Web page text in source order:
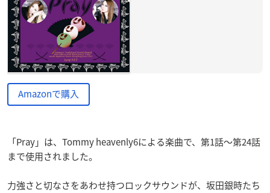
Amazonで購入
「Pray」は、Tommy heavenly6による楽曲で、第1話～第24話
まで使用されました。
力強さと切なさをあわせ持つロックサウンドが、坂田銀時たち